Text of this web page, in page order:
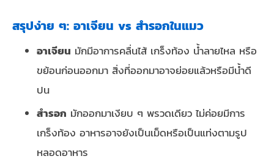
สรุปง่าย ๆ: อาเจียน vs สำรอกในแมว
อาเจียน มักมีอาการคลื่นไส้ เกร็งท้อง น้ำลายไหล หรือ
ขย้อนก่อนออกมา สิ่งที่ออกมาอาจย่อยแล้วหรือมีน้ำดี
ปน
สำรอก มักออกมาเงียบ ๆ พรวดเดียว ไม่ค่อยมีการ
เกร็งท้อง อาหารอาจยังเป็นเม็ดหรือเป็นแท่งตามรูป
หลอดอาหาร